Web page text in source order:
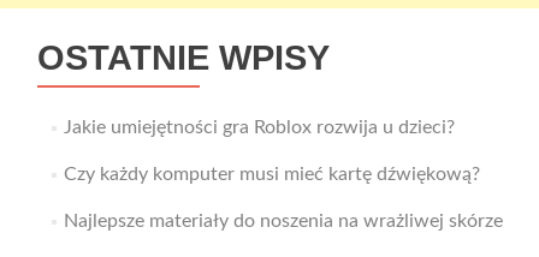
OSTATNIE WPISY
Jakie umiejętności gra Roblox rozwija u dzieci?
Czy każdy komputer musi mieć kartę dźwiękową?
Najlepsze materiały do noszenia na wrażliwej skórze